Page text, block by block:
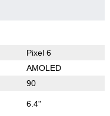
Pixel 6
AMOLED
90
6.4"